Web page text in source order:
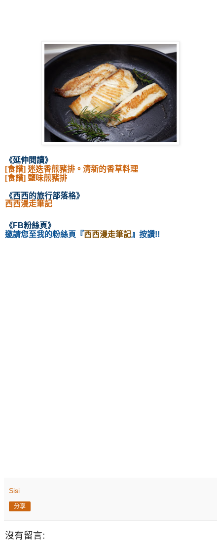
《延伸閱讀》
[食譜] 迷迭香煎豬排。清新的香草料理
[食譜] 鹽味煎豬排
《西西的旅行部落格》
西西漫走筆記
《FB粉絲頁》
邀請您至我的粉絲頁
『西西漫走筆記』按讚!!
Sisi
分享
沒有留言: